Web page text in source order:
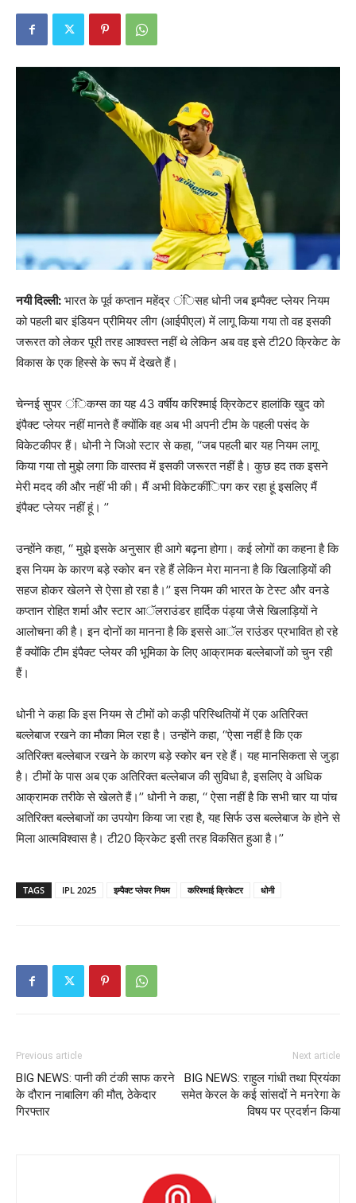
नयी दिल्ली: भारत के पूर्व कप्तान महेंद्र ंिसह धोनी जब इम्पैक्ट प्लेयर नियम
को पहली बार इंडियन प्रीमियर लीग (आईपीएल) में लागू किया गया तो वह इसकी
जरूरत को लेकर पूरी तरह आश्वस्त नहीं थे लेकिन अब वह इसे टी20 क्रिकेट के
विकास के एक हिस्से के रूप में देखते हैं।
चेन्नई सुपर ंिकग्स का यह 43 वर्षीय करिश्माई क्रिकेटर हालांकि खुद को
इंपैक्ट प्लेयर नहीं मानते हैं क्योंकि वह अब भी अपनी टीम के पहली पसंद के
विकेटकीपर हैं। धोनी ने जिओ स्टार से कहा, ‘‘जब पहली बार यह नियम लागू
किया गया तो मुझे लगा कि वास्तव में इसकी जरूरत नहीं है। कुछ हद तक इसने
मेरी मदद की और नहीं भी की। मैं अभी विकेटकींिपग कर रहा हूं इसलिए मैं
इंपैक्ट प्लेयर नहीं हूं। ’’
उन्होंने कहा, ‘‘ मुझे इसके अनुसार ही आगे बढ़ना होगा। कई लोगों का कहना है कि
इस नियम के कारण बड़े स्कोर बन रहे हैं लेकिन मेरा मानना है कि खिलाड़ियों की
सहज होकर खेलने से ऐसा हो रहा है।’’ इस नियम की भारत के टेस्ट और वनडे
कप्तान रोहित शर्मा और स्टार आॅलराउंडर हार्दिक पंड्या जैसे खिलाड़ियों ने
आलोचना की है। इन दोनों का मानना है कि इससे आॅल राउंडर प्रभावित हो रहे
हैं क्योंकि टीम इंपैक्ट प्लेयर की भूमिका के लिए आक्रामक बल्लेबाजों को चुन रही
हैं।
धोनी ने कहा कि इस नियम से टीमों को कड़ी परिस्थितियों में एक अतिरिक्त
बल्लेबाज रखने का मौका मिल रहा है। उन्होंने कहा, ‘‘ऐसा नहीं है कि एक
अतिरिक्त बल्लेबाज रखने के कारण बड़े स्कोर बन रहे हैं। यह मानसिकता से जुड़ा
है। टीमों के पास अब एक अतिरिक्त बल्लेबाज की सुविधा है, इसलिए वे अधिक
आक्रामक तरीके से खेलते हैं।’’ धोनी ने कहा, ‘‘ ऐसा नहीं है कि सभी चार या पांच
अतिरिक्त बल्लेबाजों का उपयोग किया जा रहा है, यह सिर्फ उस बल्लेबाज के होने से
मिला आत्मविश्वास है। टी20 क्रिकेट इसी तरह विकसित हुआ है।’’
TAGS IPL 2025 इम्पैक्ट प्लेयर नियम करिश्माई क्रिकेटर धोनी
Previous article
BIG NEWS: पानी की टंकी साफ करने
के दौरान नाबालिग की मौत, ठेकेदार
गिरफ्तार
Next article
BIG NEWS: राहुल गांधी तथा प्रियंका
समेत केरल के कई सांसदों ने मनरेगा के
विषय पर प्रदर्शन किया